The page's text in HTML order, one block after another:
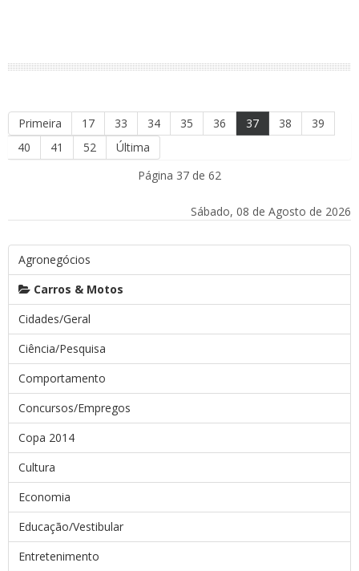
Primeira 17 33 34 35 36 37 38
39
40
41 52
Última
Página 37 de 62
Sábado, 08 de Agosto de 2026
Agronegócios
Carros & Motos
Cidades/Geral
Ciência/Pesquisa
Comportamento
Concursos/Empregos
Copa 2014
Cultura
Economia
Educação/Vestibular
Entretenimento